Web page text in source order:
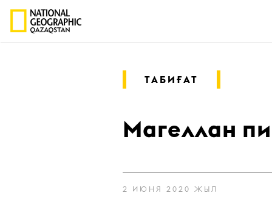
ТАБИҒАТ
Магеллан
2 ИЮНЯ 2020 ЖЫЛ